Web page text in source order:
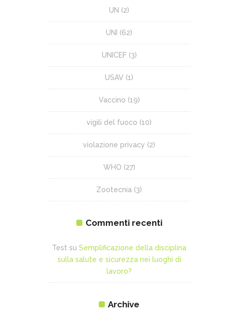
UN (2)
UNI (62)
UNICEF(3)
USAV (1)
Vaccino (19)
vigili del fuoco (10)
violazione privacy (2)
WHO (27)
Zootecnia (3)
Commenti recenti
Test su Semplificazione della disciplina
sulla salute e sicurezza nei luoghi di
lavoro?
Archive